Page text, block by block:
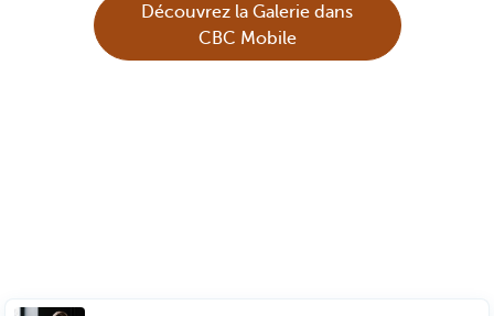
Découvrez la Galerie dans
CBC Mobile